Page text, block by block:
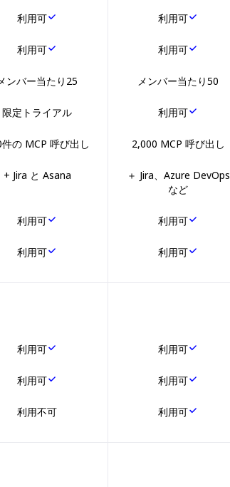
利用可 利用可
利用可 利用可
ンバー当たり25 メンバー当たり50
限定トライアル 利用可
の MCP 呼び出し 2,000 MCP 呼び出し
+ Jira と Asana
＋ Jira、Azure DevOps
など
利用可 利用可
利用可 利用可
利用可 利用可
利用可 利用可
利用不可 利用可